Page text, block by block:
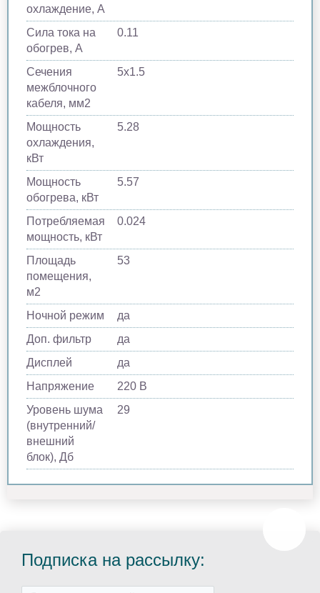
охлаждение, А
Сила тока на
обогрев, А
0.11
Сечения
межблочного
кабеля, мм2
5х1.5
Мощность
охлаждения,
кВт
5.28
Мощность
обогрева, кВт
5.57
Потребляемая
мощность, кВт
0.024
Площадь
помещения,
м2
53
Ночной режим
да
Доп. фильтр
да
Дисплей
да
Напряжение
220 В
Уровень шума
(внутренний/
внешний
блок), Дб
29
Подписка на рассылку: